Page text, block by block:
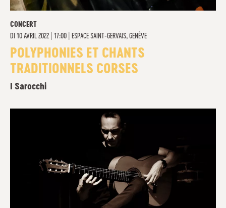
CONCERT
DI 10 AVRIL 2022 | 17:00 ESPACE SAINT-GERVAIS, GENÈVE
POLYPHONIES ET CHANTS
TRADITIONNELS CORSES
I Sarocchi